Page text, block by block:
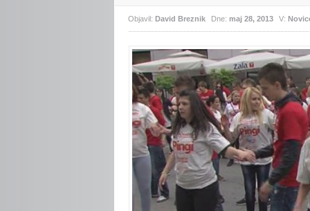
Objavil:David Breznik Dne:maj 28, 2013 V: